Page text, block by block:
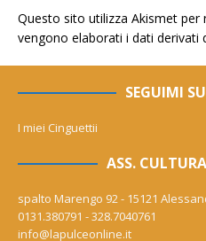
Questo sito utilizza Akismet per
vengono elaborati i dati derivati
SEGUIMI
I miei Cinguettii
ASS.
spalto Marengo 92 - 15121
0131.380791 - 328.7040761
info@lapulceonline.it